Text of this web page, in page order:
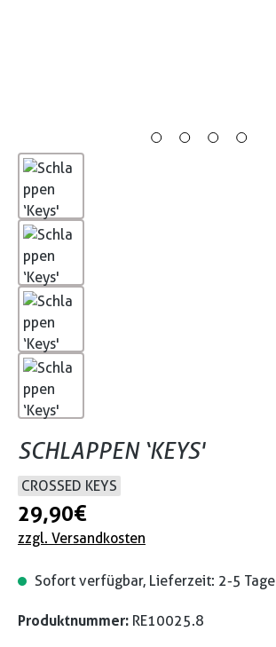
SCHLAPPEN ‘KEYS'
CROSSED KEYS
29,90 €
zzgl. Versandkosten
Sofort verfügbar, Lieferzeit: 2-5 Tage
Produktnummer: RE10025.8